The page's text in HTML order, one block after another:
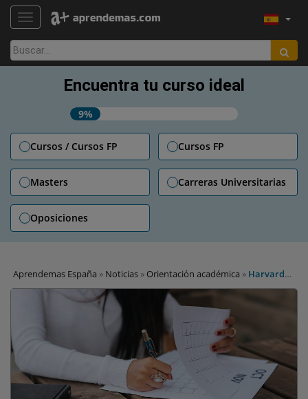
TOGGLE NAVIGATION
Buscar:
Encuentra tu curso ideal
9%
Cursos / Cursos FP Cursos FP
Masters Carreras Universitarias
Oposiciones
Aprendemas España » Noticias » Orientación académica » Harvard
da ocho consejos para la mejor gestión del tiempo de estudiantes:
del horario a las metas